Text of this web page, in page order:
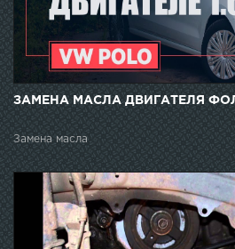
ЗАМЕНА МАСЛА ДВИГАТЕЛЯ
Замена масла